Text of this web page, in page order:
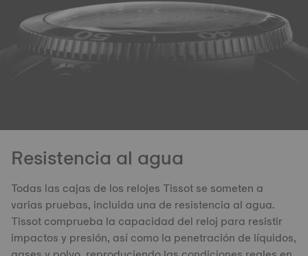
Resistencia al agua
Todas las cajas de los relojes Tissot se someten a
varias pruebas, incluida una de resistencia al agua.
Tissot comprueba la capacidad del reloj para resistir
impactos y presión, así como la penetración de líquidos,